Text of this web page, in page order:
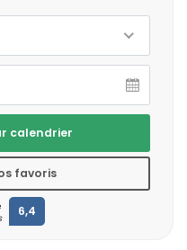
calendrier
favoris
6,4